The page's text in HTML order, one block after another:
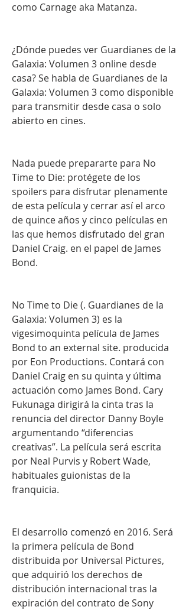
como Carnage aka Matanza.
¿Dónde puedes ver Guardianes de la
Galaxia: Volumen 3 online desde
casa? Se habla de Guardianes de la
Galaxia: Volumen 3 como disponible
para transmitir desde casa o solo
abierto en cines.
Nada puede prepararte para No
Time to Die: protégete de los
spoilers para disfrutar plenamente
de esta película y cerrar así el arco
de quince años y cinco películas en
las que hemos disfrutado del gran
Daniel Craig. en el papel de James
Bond.
No Time to Die (. Guardianes de la
Galaxia: Volumen 3) es la
vigesimoquinta película de James
Bond to an external site. producida
por Eon Productions. Contará con
Daniel Craig en su quinta y última
actuación como James Bond. Cary
Fukunaga dirigirá la cinta tras la
renuncia del director Danny Boyle
argumentando “diferencias
creativas”. La película será escrita
por Neal Purvis y Robert Wade,
habituales guionistas de la
franquicia.
El desarrollo comenzó en 2016. Será
la primera película de Bond
distribuida por Universal Pictures,
que adquirió los derechos de
distribución internacional tras la
expiración del contrato de Sony